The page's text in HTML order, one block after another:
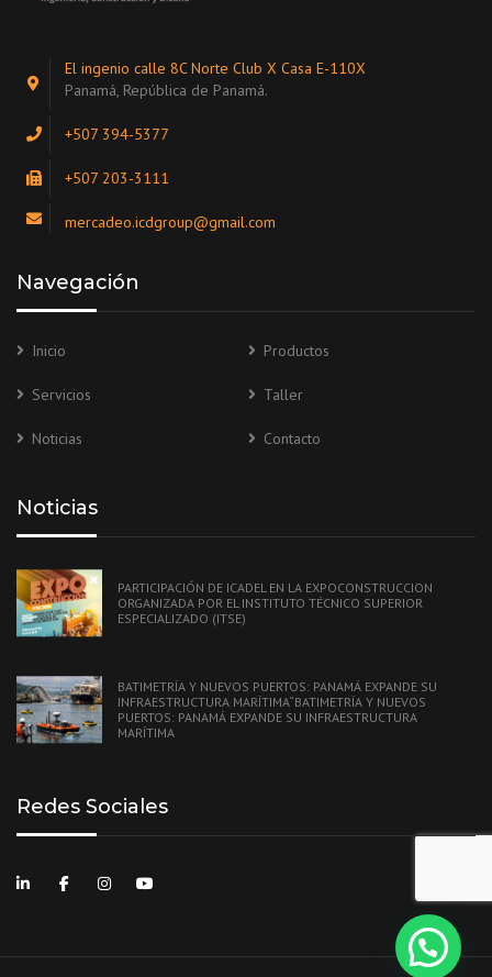
El ingenio calle 8C Norte Club X Casa E-110X
Panamá, República de Panamá.
+507 394-5377
+507 203-3111
mercadeo.icdgroup@gmail.com
Navegación
Inicio Productos
Servicios Taller
Noticias Contacto
Noticias
PARTICIPACIÓN DE ICADEL EN LA EXPOCONSTRUCCION
ORGANIZADA POR EL INSTITUTO TÉCNICO SUPERIOR
ESPECIALIZADO (ITSE)
BATIMETRÍA Y NUEVOS PUERTOS: PANAMÁ EXPANDE SU
INFRAESTRUCTURA MARÍTIMA“BATIMETRÍA Y NUEVOS
PUERTOS: PANAMÁ EXPANDE SU INFRAESTRUCTURA
MARÍTIMA
Redes Sociales